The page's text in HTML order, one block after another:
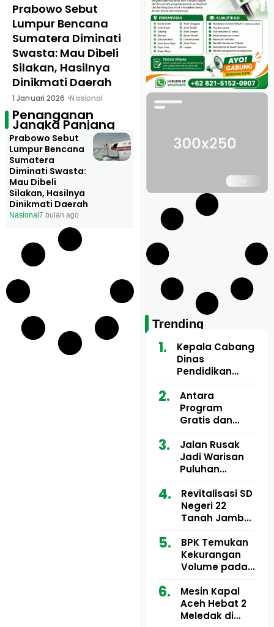
Prabowo Sebut
Lumpur Bencana
Sumatera Diminati
Swasta: Mau Dibeli
Silakan, Hasilnya
Dinikmati Daerah
1 Januari 2026 Nasional
Penanganan
Jangka Panjang
Prabowo Sebut
Lumpur Bencana
Sumatera
Diminati Swasta:
Mau Dibeli
Silakan, Hasilnya
Dinikmati Daerah
Nasional 7 bulan ago
Trending
Kepala Cabang
Dinas
Pendidikan
Utara Buka
Pelatihan Deep
Learning serta
Artifisial bagi
Guru
Matematika
Antara
Program
Gratis dan
Motor Imum
Gampong, Uji
Nyali APH
Bermain di
Balik Rp250
Ribu
Jalan Rusak
Jadi Warisan
Puluhan
dan Tgk
Muharuddin
Kini Didesak
Revitalisasi SD
Negeri 22
Tanah Jambo
Miliar Tuai
Sorotan, Publik
Pertanyakan
Anggaran
BPK Temukan
Kekurangan
Volume pada
Aceh Utara
Tahun 2024,
Pengembalian
Mesin Kapal
Aceh Hebat 2
Meledak di